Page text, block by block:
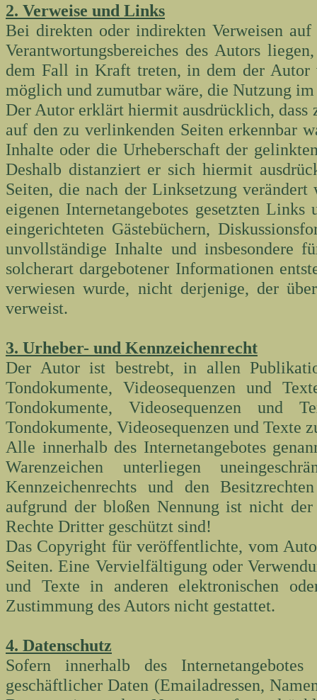
2. Verweise und Links
Bei direkten oder indirekten Verweisen
Verantwortungsbereiches des Autors
dem Fall in Kraft treten, in dem der Autor
möglich und zumutbar wäre, die Nutzung
Der Autor erklärt hiermit ausdrücklich,
auf den zu verlinkenden Seiten erkennbar
Inhalte oder die Urheberschaft der
Deshalb distanziert er sich hiermit
Seiten, die nach der Linksetzung
eigenen Internetangebotes gesetzten
eingerichteten Gästebüchern,
unvollständige Inhalte und insbesondere
solcherart dargebotener Informationen
verwiesen wurde, nicht derjenige, der
verweist.
3. Urheber- und Kennzeichenrecht
Der Autor ist bestrebt, in allen
Tondokumente, Videosequenzen und
Tondokumente, Videosequenzen
Tondokumente, Videosequenzen und Texte
Alle innerhalb des Internetangebotes
Warenzeichen unterliegen
Kennzeichenrechts und den
aufgrund der bloßen Nennung ist nicht
Rechte Dritter geschützt sind!
Das Copyright für veröffentlichte, vom
Seiten. Eine Vervielfältigung oder
und Texte in anderen elektronischen
Zustimmung des Autors nicht gestattet.
4. Datenschutz
Sofern innerhalb des
geschäftlicher Daten (Emailadressen,